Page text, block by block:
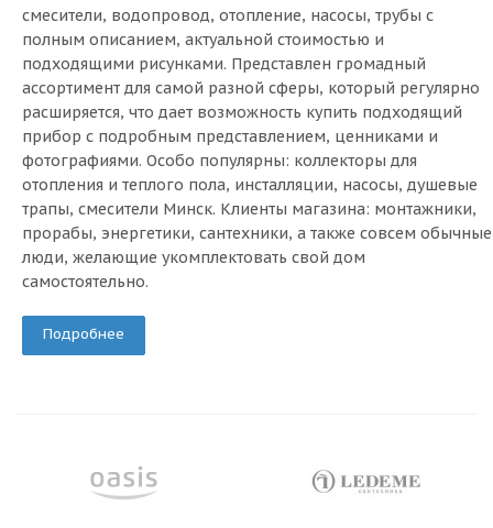
смесители, водопровод, отопление, насосы, трубы с
полным описанием, актуальной стоимостью и
подходящими рисунками. Представлен громадный
ассортимент для самой разной сферы, который регулярно
расширяется, что дает возможность купить подходящий
прибор с подробным представлением, ценниками и
фотографиями. Особо популярны: коллекторы для
отопления и теплого пола, инсталляции, насосы, душевые
трапы, смесители Минск. Клиенты магазина: монтажники,
прорабы, энергетики, сантехники, а также совсем обычные
люди, желающие укомплектовать свой дом
самостоятельно.
Подробнее